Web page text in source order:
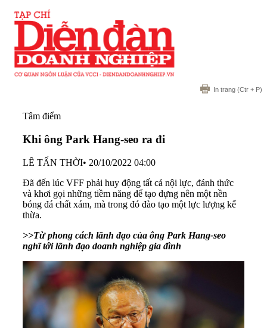
In trang (Ctr + P)
Tâm điểm
Khi ông Park Hang-seo ra đi
LÊ TẤN THỜI• 20/10/2022 04:00
Đã đến lúc VFF phải huy động tất cả nội lực, đánh thức
và khơi gọi những tiềm năng để tạo dựng nên một nền
bóng đá chất xám, mà trong đó đào tạo một lực lượng kế
thừa.
>>Từ phong cách lãnh đạo của ông Park Hang-seo
nghĩ tới lãnh đạo doanh nghiệp gia đình